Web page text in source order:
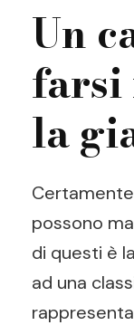
Un
farsi
la
possono
di questi è la
ad una